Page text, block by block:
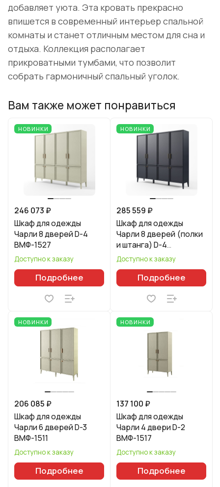
добавляет уюта. Эта кровать прекрасно
впишется в современный интерьер спальной
комнаты и станет отличным местом для сна и
отдыха. Коллекция располагает
прикроватными тумбами, что позволит
собрать гармоничный спальный уголок.
Вам также может понравиться
НОВИНКИ
246 073 ₽
Шкаф для одежды
Чарли 8 дверей D-4
ВМФ-1527
Доступно к заказу
Подробнее
НОВИНКИ
285 559 ₽
Шкаф для одежды
Чарли 8 дверей (полки
и штанга) D-4
ВМФ-1527.1
Доступно к заказу
Подробнее
НОВИНКИ
206 085 ₽
Шкаф для одежды
Чарли 6 дверей D-3
ВМФ-1511
Доступно к заказу
Подробнее
НОВИНКИ
137 100 ₽
Шкаф для одежды
Чарли 4 двери D-2
ВМФ-1517
Доступно к заказу
Подробнее